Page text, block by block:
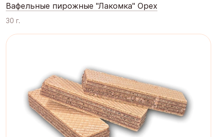
Вафельные пирожные "Лакомка" Орех
30 г.